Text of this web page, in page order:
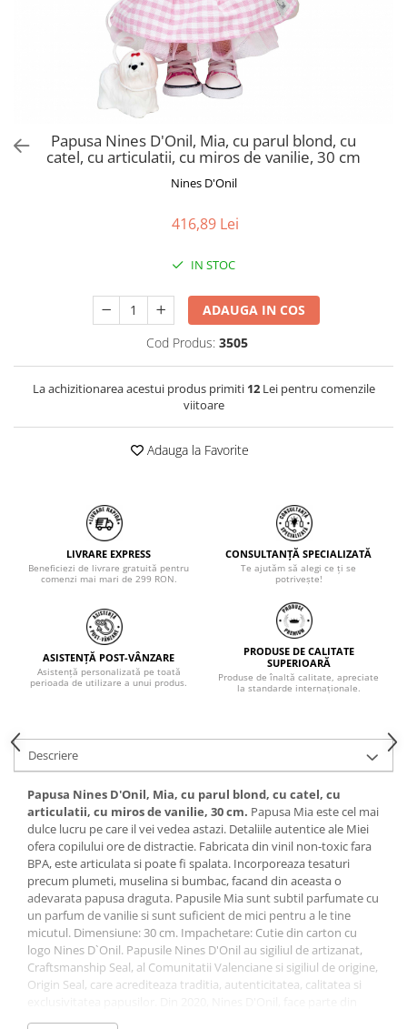
Consultanta Instalare
Jucarii de Sortare
Jucarii muzicale
Jucarii pentru baie
PAPUSI
Papusa Nines D'Onil, Mia, cu parul blond, cu
catel, cu articulatii, cu miros de vanilie, 30 cm
Nines D'Onil
416,89 Lei
IN STOC
ADAUGA IN COS
Cod Produs: 3505
La achizitionarea acestui produs primiti 12Lei pentru comenzile
viitoare
Adauga la Favorite
LIVRARE EXPRESS
Beneficiezi de livrare gratuită pentru
comenzi mai mari de 299 RON.
CONSULTANȚĂ SPECIALIZATĂ
Te ajutăm să alegi ce ți se
potrivește!
ASISTENȚĂ POST-VÂNZARE
Asistență personalizată pe toată
perioada de utilizare a unui produs.
PRODUSE DE CALITATE
SUPERIOARĂ
Produse de înaltă calitate, apreciate
la standarde internaționale.
Descriere
Papusa Nines D'Onil, Mia, cu parul blond, cu catel, cu
articulatii, cu miros de vanilie, 30 cm. Papusa Mia este cel mai
dulce lucru pe care il vei vedea astazi. Detaliile autentice ale Miei
ofera copilului ore de distractie. Fabricata din vinil non-toxic fara
BPA, este articulata si poate fi spalata. Incorporeaza tesaturi
precum plumeti, muselina si bumbac, facand din aceasta o
adevarata papusa draguta. Papusile Mia sunt subtil parfumate cu
un parfum de vanilie si sunt suficient de mici pentru a le tine
micutul. Dimensiune: 30 cm. Impachetare: Cutie din carton cu
logo Nines D`Onil. Papusile Nines D'Onil au sigiliul de artizanat,
Craftsmanship Seal, al Comunitatii Valenciane si sigiliul de origine,
Origin Seal, care acrediteaza traditia, autenticitatea, calitatea si
Spanish Association of Early Childhood Products – ASEPRI, care